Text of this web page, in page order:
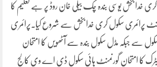
کری خدا بخش یوسی بندہ چک بیلی خان روڈ پر ہے تعلیم کا
پرائمری سکول کری خدا بخش سے شروع کیا۔پرائمری
سے جبکہ مڈل سکول بندہ سے آٹھویں کا امتحان
ء میں میٹرک کا امتحان گورنمنٹ ہائی سکول ڈی اے وی کالج